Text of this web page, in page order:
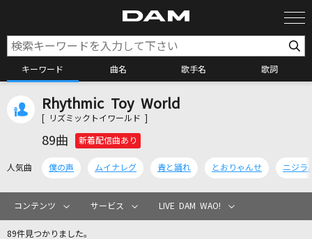
キーワード 曲名 歌手名 歌詞
カラオケ検索
カラオケリクエスト
Rhythmic Toy World
[ リズミックトイワールド ]
89曲 新着配信曲あり
人気曲 僕の声 ムイナレグ 青と踊れ とおりゃんせ ニジラ
コンテンツ サービス LIVE DAM WAO!
89件見つかりました。